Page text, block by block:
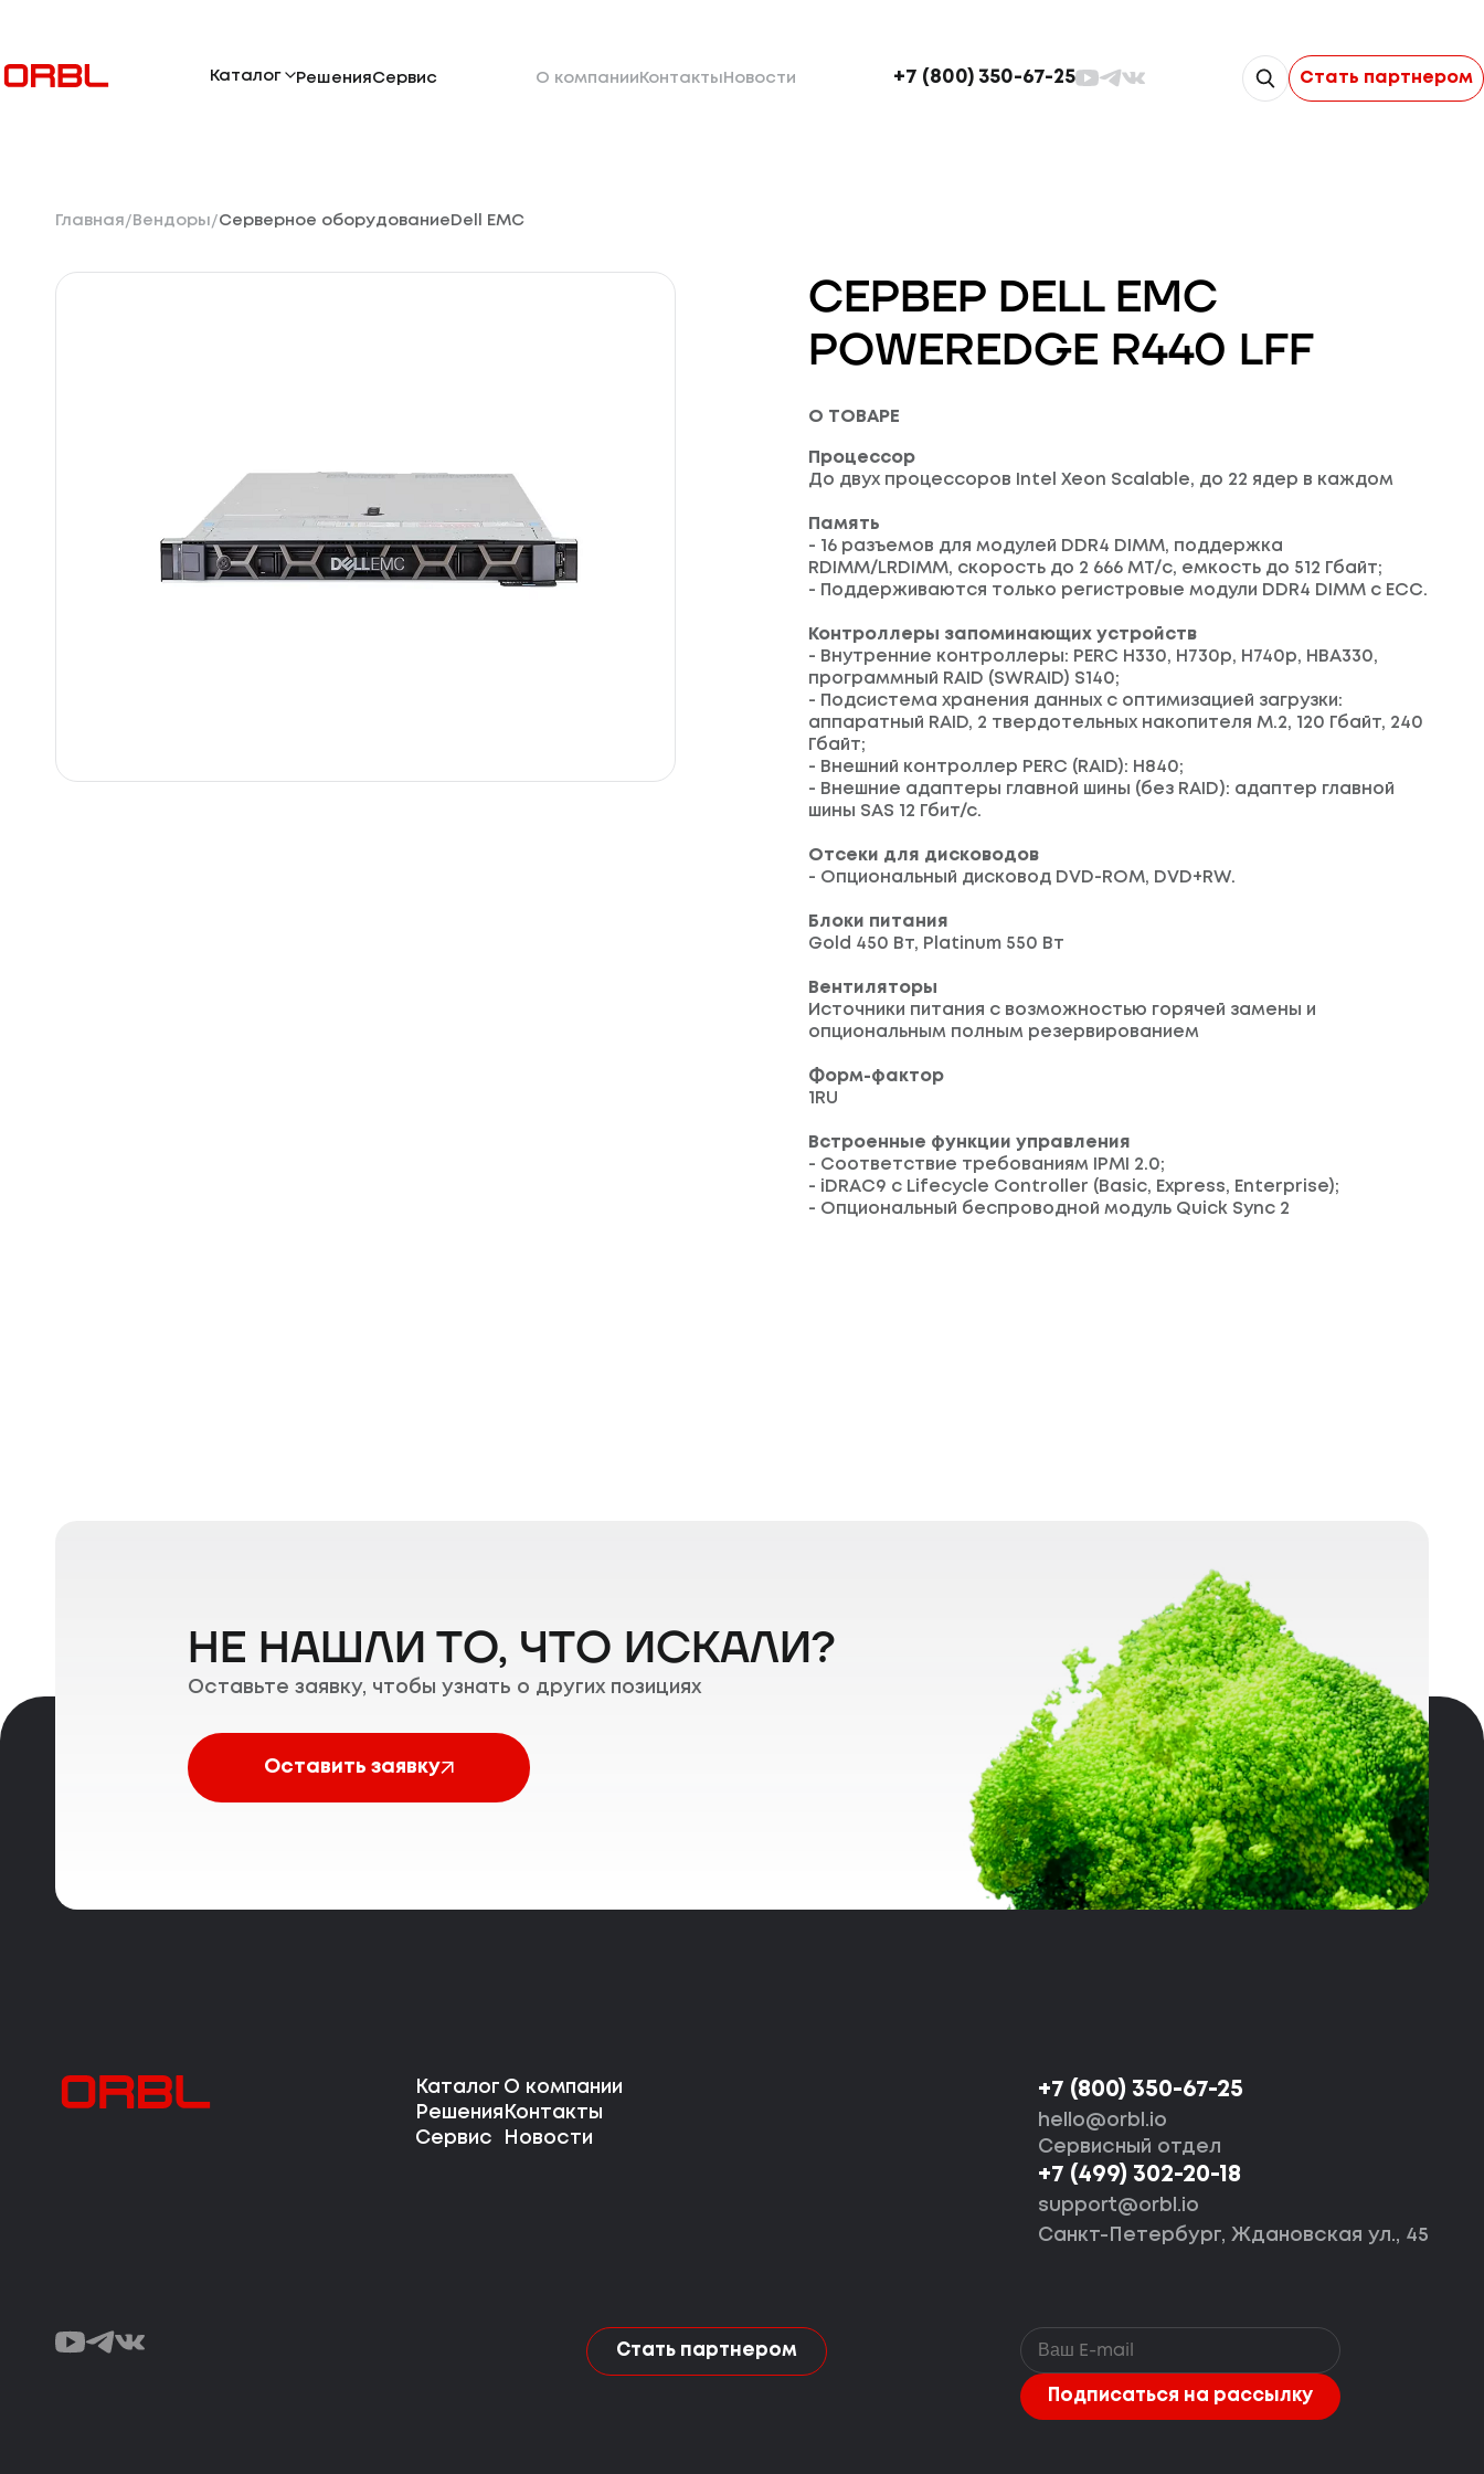
Каталог РешенияСервис О компании Контакты Новости +7 (800) 350-67-25 Стать партнером
Главная Вендоры Серверное оборудование Dell EMC
СЕРВЕР DELL EMC
POWEREDGE R440 LFF
О ТОВАРЕ
Процессор
До двух процессоров Intel Xeon Scalable, до 22 ядер в каждом
Память
- 16 разъемов для модулей DDR4 DIMM, поддержка
RDIMM/LRDIMM, скорость до 2 666 MT/с, емкость до 512 Гбайт;
- Поддерживаются только регистровые модули DDR4 DIMM с ECC.
Контроллеры запоминающих устройств
- Внутренние контроллеры: PERC H330, H730p, H740p, HBA330,
программный RAID (SWRAID) S140;
- Подсистема хранения данных с оптимизацией загрузки:
аппаратный RAID, 2 твердотельных накопителя M.2, 120 Гбайт, 240
Гбайт;
- Внешний контроллер PERC (RAID): H840;
- Внешние адаптеры главной шины (без RAID): адаптер главной
шины SAS 12 Гбит/с.
Отсеки для дисководов
- Опциональный дисковод DVD-ROM, DVD+RW.
Блоки питания
Gold 450 Вт, Platinum 550 Вт
Вентиляторы
Источники питания с возможностью горячей замены и
опциональным полным резервированием
Форм-фактор
1RU
Встроенные функции управления
- Соответствие требованиям IPMI 2.0;
- iDRAC9 с Lifecycle Controller (Basic, Express, Enterprise);
- Опциональный беспроводной модуль Quick Sync 2
НЕ НАШЛИ ТО, ЧТО ИСКАЛИ?
Оставьте заявку, чтобы узнать о других позициях
Оставить заявку
Каталог
Решения
Сервис
О компании
Контакты
Новости
+7 (800) 350-67-25
hello@orbl.io
+7 (499) 302-20-18
Сервисный отдел
support@orbl.io
Санкт-Петербург, Ждановская ул., 45
Стать партнером